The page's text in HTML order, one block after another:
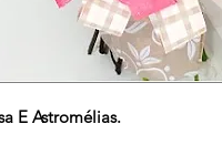
E Astromélias.